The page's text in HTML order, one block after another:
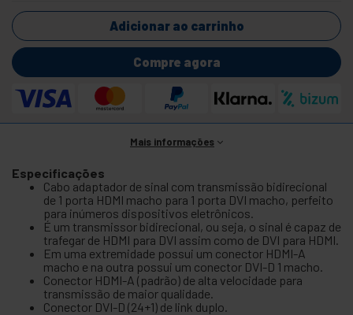
Adicionar ao carrinho
Compre agora
Mais informações
Especificações
Cabo adaptador de sinal com transmissão bidirecional
de 1 porta HDMI macho para 1 porta DVI macho, perfeito
para inúmeros dispositivos eletrônicos.
É um transmissor bidirecional, ou seja, o sinal é capaz de
trafegar de HDMI para DVI assim como de DVI para HDMI.
Em uma extremidade possui um conector HDMI-A
macho e na outra possui um conector DVI-D 1 macho.
Conector HDMI-A (padrão) de alta velocidade para
transmissão de maior qualidade.
Conector DVI-D (24+1) de link duplo.